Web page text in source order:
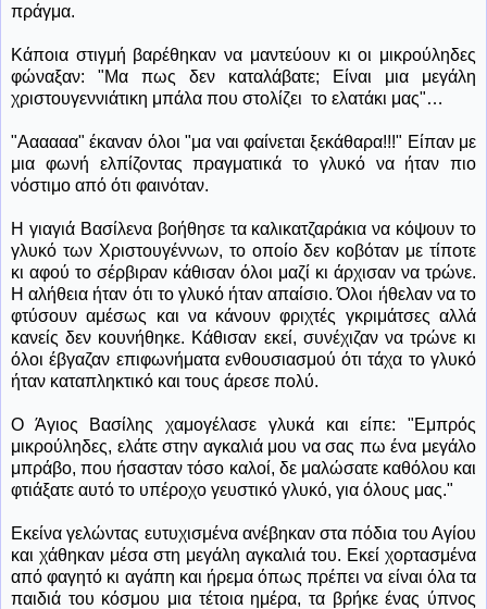
πράγμα.
Κάποια στιγμή βαρέθηκαν να μαντεύουν κι οι μικρούληδες
φώναξαν: "Μα πως δεν καταλάβατε; Είναι μια μεγάλη
χριστουγεννιάτικη μπάλα που στολίζει το ελατάκι μας"…
"Αααααα" έκαναν όλοι "μα ναι φαίνεται ξεκάθαρα!!!" Είπαν με
μια φωνή ελπίζοντας πραγματικά το γλυκό να ήταν πιο
νόστιμο από ότι φαινόταν.
Η γιαγιά Βασίλενα βοήθησε τα καλικατζαράκια να κόψουν το
γλυκό των Χριστουγέννων, το οποίο δεν κοβόταν με τίποτε
κι αφού το σέρβιραν κάθισαν όλοι μαζί κι άρχισαν να τρώνε.
Η αλήθεια ήταν ότι το γλυκό ήταν απαίσιο. Όλοι ήθελαν να το
φτύσουν αμέσως και να κάνουν φριχτές γκριμάτσες αλλά
κανείς δεν κουνήθηκε. Κάθισαν εκεί, συνέχιζαν να τρώνε κι
όλοι έβγαζαν επιφωνήματα ενθουσιασμού ότι τάχα το γλυκό
ήταν καταπληκτικό και τους άρεσε πολύ.
Ο Άγιος Βασίλης χαμογέλασε γλυκά και είπε: "Εμπρός
μικρούληδες, ελάτε στην αγκαλιά μου να σας πω ένα μεγάλο
μπράβο, που ήσασταν τόσο καλοί, δε μαλώσατε καθόλου και
φτιάξατε αυτό το υπέροχο γευστικό γλυκό, για όλους μας."
Εκείνα γελώντας ευτυχισμένα ανέβηκαν στα πόδια του Αγίου
και χάθηκαν μέσα στη μεγάλη αγκαλιά του. Εκεί χορτασμένα
από φαγητό κι αγάπη και ήρεμα όπως πρέπει να είναι όλα τα
παιδιά του κόσμου μια τέτοια ημέρα, τα βρήκε ένας ύπνος